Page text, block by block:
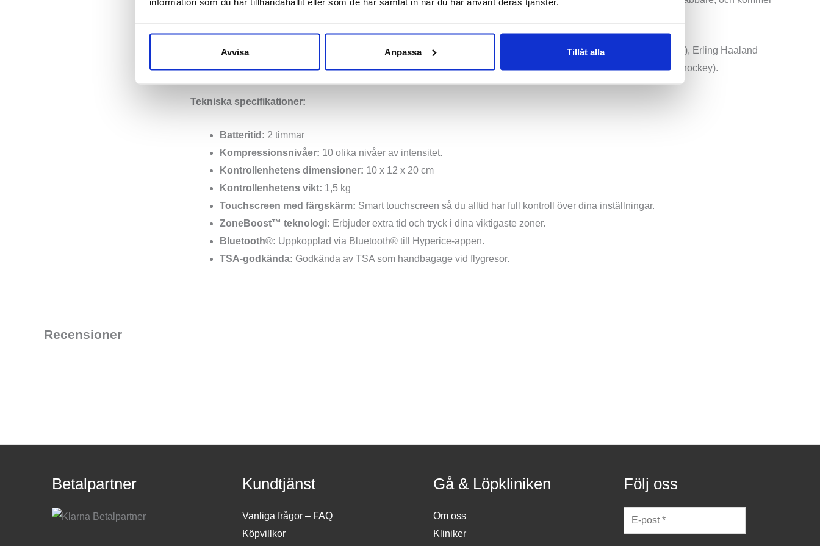
Avvisa Anpassa Tillåt alla
Hyperice Normatec 2.0 används av några av världens bästa atleter, däribland Patrick Mahomes (amerikansk fotboll), Erling Haaland
(fotboll), Naomi Osaka (tennis), Simon Vasquez (padel), Johannes Høsflot Klæbo (skidor) och Connor McDavid (ishockey).
Tekniska specifikationer:
Batteritid: 2 timmar
Kompressionsnivåer: 10 olika nivåer av intensitet.
Kontrollenhetens dimensioner: 10 x 12 x 20 cm
Kontrollenhetens vikt: 1,5 kg
Touchscreen med färgskärm: Smart touchscreen så du alltid har full kontroll över dina inställningar.
ZoneBoost™ teknologi: Erbjuder extra tid och tryck i dina viktigaste zoner.
Bluetooth®: Uppkopplad via Bluetooth® till Hyperice-appen.
TSA-godkända: Godkända av TSA som handbagage vid flygresor.
Recensioner
Betalpartner Kundtjänst
Vanliga frågor – FAQ
Köpvillkor
Gå & Löpkliniken
Om oss
Kliniker
Följ oss